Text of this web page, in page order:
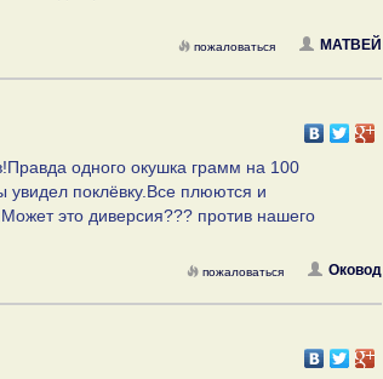
МАТВЕЙ
пожаловаться
одного окушка грамм на 100
увидел поклёвку.Все плюются и
это диверсия??? против нашего
Оковод
пожаловаться